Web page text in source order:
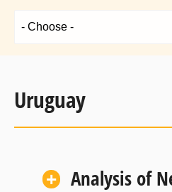
Uruguay
Analysis of